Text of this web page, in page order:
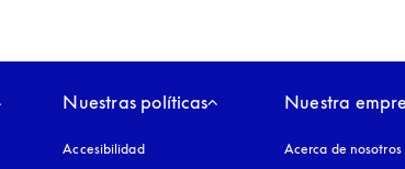
Nuestras políticas
Accesibilidadapertura en una pestaña nueva
Nuestra
Acerca de nosotros